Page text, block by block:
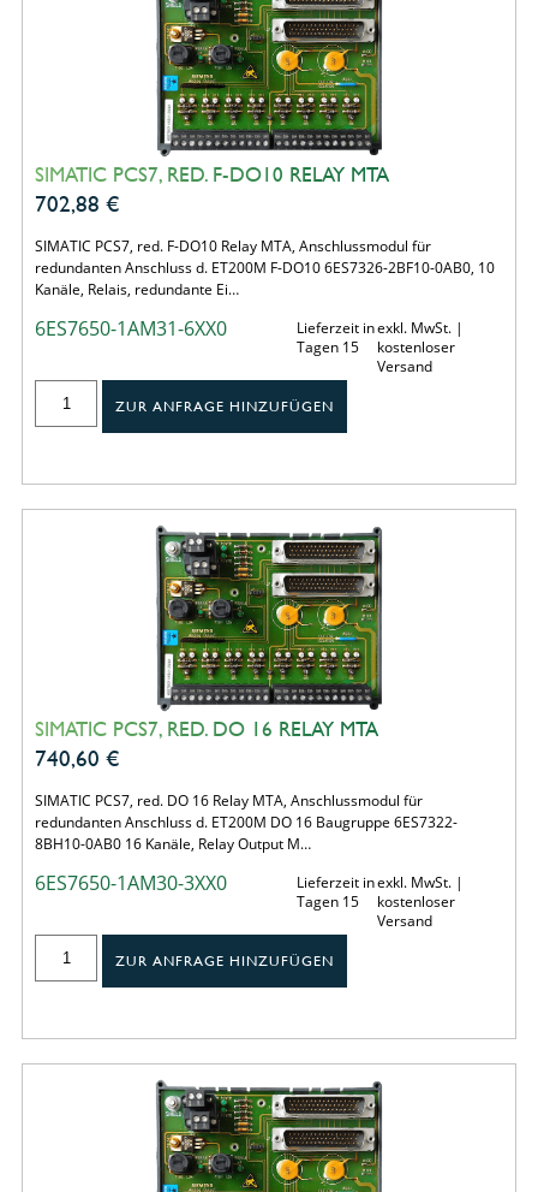
SIMATIC PCS7, RED. F-DO10 RELAY MTA
702,88 €
SIMATIC PCS7, red. F-DO10 Relay MTA, Anschlussmodul für
redundanten Anschluss d. ET200M F-DO10 6ES7326-2BF10-0AB0, 10
Kanäle, Relais, redundante Ei…
6ES7650-1AM31-6XX0
Lieferzeit in
Tagen 15
exkl. MwSt. |
kostenloser
Versand
ZUR ANFRAGE HINZUFÜGEN
SIMATIC PCS7, RED. DO 16 RELAY MTA
740,60 €
SIMATIC PCS7, red. DO 16 Relay MTA, Anschlussmodul für
redundanten Anschluss d. ET200M DO 16 Baugruppe 6ES7322-
8BH10-0AB0 16 Kanäle, Relay Output M…
6ES7650-1AM30-3XX0
Lieferzeit in
Tagen 15
exkl. MwSt. |
kostenloser
Versand
ZUR ANFRAGE HINZUFÜGEN